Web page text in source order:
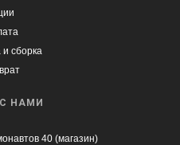
и сборка
НАМИ
40 (магазин)